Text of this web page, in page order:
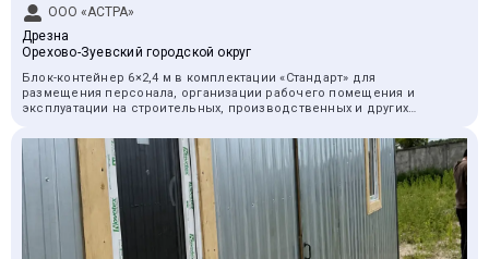
ООО «АСТРА»
Дрезна
Орехово-Зуевский городской округ
Блок-контейнер 6×2,4 м в комплектации «Стандарт» для
размещения персонала, организации рабочего помещения и
эксплуатации на строительных, производственных и других
Комплектация «Стандарт»:
— каркас: профиль 100×50 мм, швеллер 3 мм, уголок 63×63 мм
толщиной 4 мм;
— кровля: профлист и парогидроизоляция;
— утепление: 100 мм;
— внутренняя отделка: ПВХ, ОСБ или ЛДСП;